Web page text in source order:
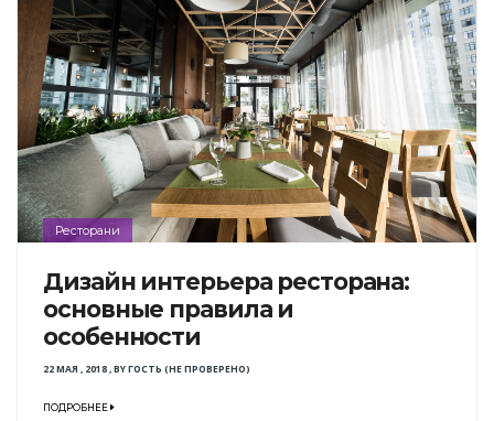
Ресторани
Дизайн интерьера ресторана:
основные правила и
особенности
22 МАЯ , 2018,BYГОСТЬ (НЕ ПРОВЕРЕНО)
ПОДРОБНЕЕ